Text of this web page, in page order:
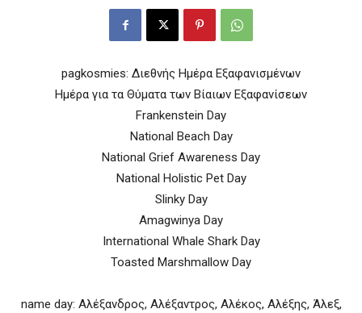
pagkosmies: Διεθνής Ημέρα Εξαφανισμένων
Ημέρα για τα Θύματα των Βίαιων Εξαφανίσεων
Frankenstein Day
National Beach Day
National Grief Awareness Day
National Holistic Pet Day
Slinky Day
Amagwinya Day
International Whale Shark Day
Toasted Marshmallow Day
name day: Αλέξανδρος, Αλέξαντρος, Αλέκος, Αλέξης, Άλεξ,